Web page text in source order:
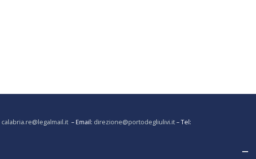
calabria.re@legalmail.it – Email: direzione@portodegliulivi.it– Tel: